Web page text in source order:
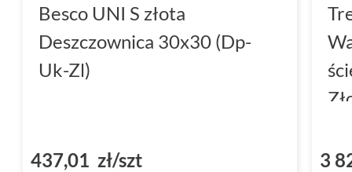
Besco UNI S złota
Deszczownica 30x30 (Dp-
Uk-Zl)
437,01 zł/szt
3